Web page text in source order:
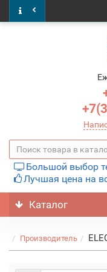
Большой выбор
Лучшая цена на
Каталог
Производитель